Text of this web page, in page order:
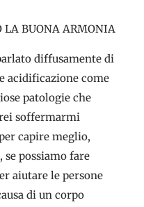
BUONA ARMONIA
diffusamente di
acidificazione come
patologie che
soffermarmi
capire meglio,
se possiamo fare
aiutare le persone
di un corpo